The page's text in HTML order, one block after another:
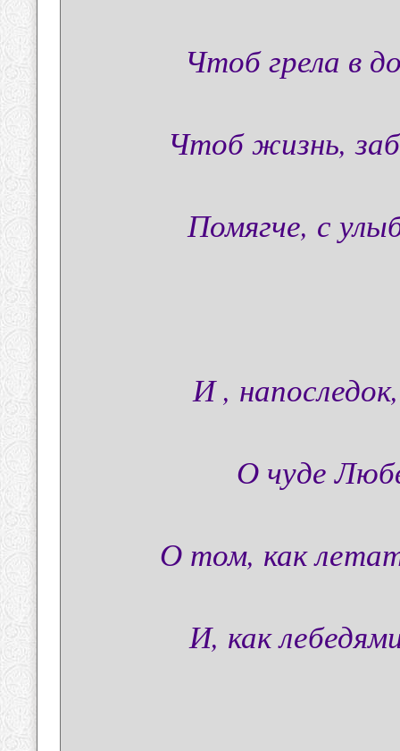
Чтоб грела в
Чтоб жизнь,
Помягче, с
И ,
О чуде
О том, как
И, как